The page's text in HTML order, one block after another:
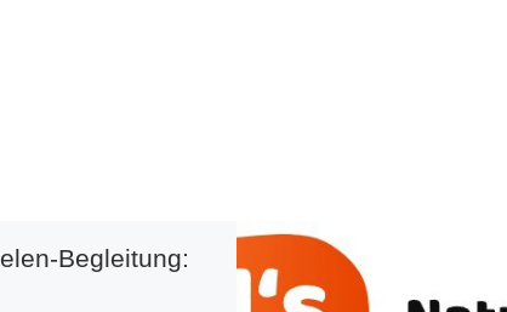
Begleitung: